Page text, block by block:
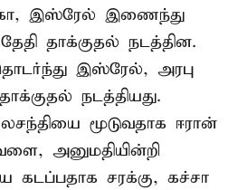
இஸ்ரேல் இணைந்து
தாக்குதல் நடத்தின.
இஸ்ரேல், அரபு
நடத்தியது.
மூடுவதாக ஈரான்
அனுமதியின்றி
சரக்கு, கச்சா